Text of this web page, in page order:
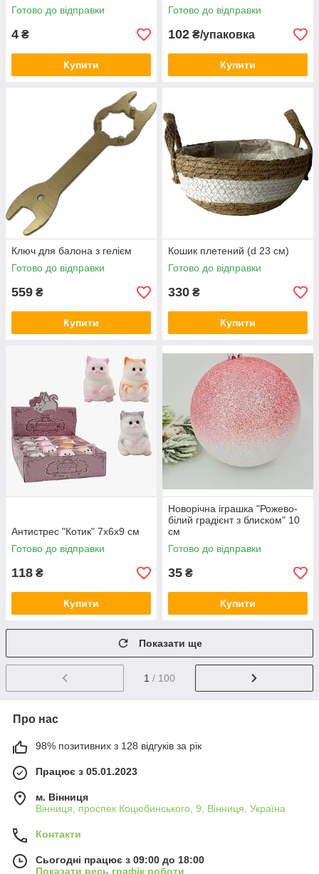
Готово до відправки
4 ₴
Купити
Готово до відправки
102 ₴/упаковка
Купити
Ключ для балона з гелієм
Готово до відправки
559 ₴
Купити
Кошик плетений (d 23 см)
Готово до відправки
330 ₴
Купити
Антистрес "Котик" 7х6х9 см
Готово до відправки
118 ₴
Купити
Новорічна іграшка "Рожево-
білий градієнт з блиском" 10
см
Готово до відправки
35 ₴
Купити
Показати ще
1 / 100
Про нас
98% позитивних з 128 відгуків за рік
Працює з 05.01.2023
м. Вінниця
Вінниця, проспек Коцюбинського, 9, Вінниця, Україна
Контакти
Сьогодні працює з 09:00 до 18:00
Показати весь графік роботи